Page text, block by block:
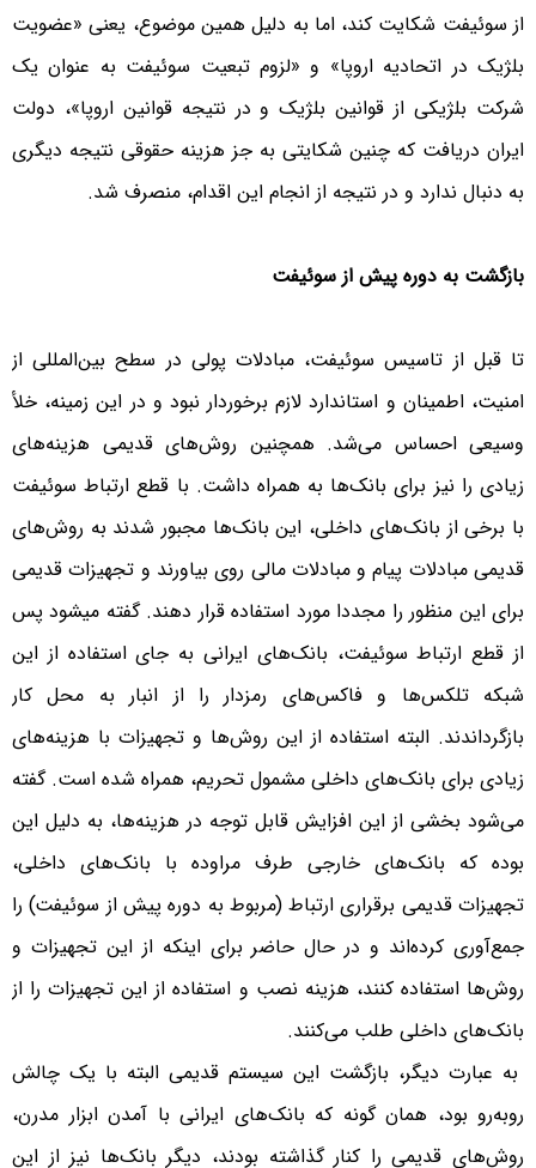
از سوئیفت شکایت کند، اما به دلیل همین موضوع، یعنی «عضویت
بلژیک در اتحادیه اروپا» و «لزوم تبعیت سوئیفت به عنوان یک
شرکت بلژیکی از قوانین بلژیک و در نتیجه قوانین اروپا»، دولت
ایران دریافت که چنین شکایتی به جز هزینه حقوقی نتیجه دیگری
به دنبال ندارد و در نتیجه از انجام این اقدام، منصرف شد.
بازگشت به دوره پیش از سوئیفت
تا قبل از تاسیس سوئیفت، مبادلات پولی در سطح بین‌المللی از
امنیت، اطمینان و استاندارد لازم برخوردار نبود و در این زمینه، خلأ
وسیعی احساس می‌شد. همچنین روش‌های قدیمی هزینه‌های
زیادی را نیز برای بانک‌ها به همراه داشت. با قطع ارتباط سوئیفت
با برخی از بانک‌های داخلی، این بانک‌ها مجبور شدند به روش‌های
قدیمی مبادلات پیام و مبادلات مالی روی بیاورند و تجهیزات قدیمی
برای این منظور را مجددا مورد استفاده قرار دهند. گفته می‎شود پس
از قطع ارتباط سوئیفت، بانک‌های ایرانی به جای استفاده از این
شبکه تلکس‌ها و فاکس‌های رمز‌دار را از انبار به محل کار
بازگرداندند. البته استفاده از این روش‌ها و تجهیزات با هزینه‌های
زیادی برای بانک‌های داخلی مشمول تحریم، همراه شده است. گفته
می‌شود بخشی از این افزایش قابل توجه در هزینه‌ها، به دلیل این
بوده که بانک‌های خارجی طرف مراوده با بانک‌های داخلی،
تجهیزات قدیمی برقراری ارتباط (مربوط به دوره پیش از سوئیفت) را
جمع‌آوری کرده‌اند و در حال حاضر برای اینکه از این تجهیزات و
روش‌ها استفاده کنند، هزینه نصب و استفاده از این تجهیزات را از
بانک‌های داخلی طلب می‌کنند.
به عبارت دیگر، بازگشت این سیستم قدیمی البته با یک چالش
روبه‌رو بود، همان گونه که بانک‌های ایرانی با آمدن ابزار مدرن،
روش‌های قدیمی را کنار گذاشته بودند، دیگر بانک‌ها نیز از این